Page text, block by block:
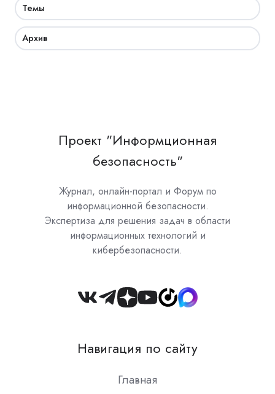
Темы
Архив
Проект "Информционная
безопасность"
Журнал, онлайн-портал и Форум по
информационной безопасности.
Экспертиза для решения задач в области
информационных технологий и
кибербезопасности.
Join
Slack
Навигация по сайту
Главная